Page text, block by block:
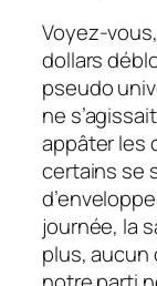
Voyez-vous,
dollars
pseudo
ne
appâter les
certains se
journée, la
plus, aucun